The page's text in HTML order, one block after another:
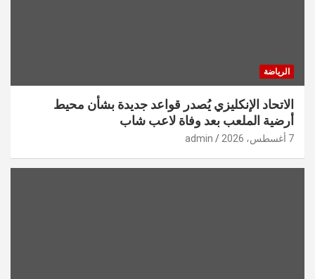
الرياضة
الاتحاد الإنكليزي يُصدر قواعد جديدة بشأن محيط
أرضية الملعب بعد وفاة لاعب شاب
7 أغسطس، 2026 admin